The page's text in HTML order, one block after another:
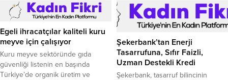
Egeli ihracatçılar kaliteli kuru
meyve için çalışıyor
Kuru meyve sektöründe gıda
güvenliği listenin en başında
Türkiye’de organik üretim ve
Şekerbank’tan Enerji
Tasarrufuna, Sıfır Faizli,
Uzman Destekli Kredi
Şekerbank, tasarruf bilincinin